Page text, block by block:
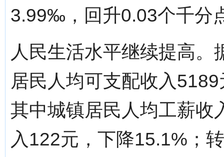
3.99‰，回升0.03个千分
人民生活水平继续提高
居民人均可支配收入
其中城镇居民人均工薪收
入122元，下降15.1%；